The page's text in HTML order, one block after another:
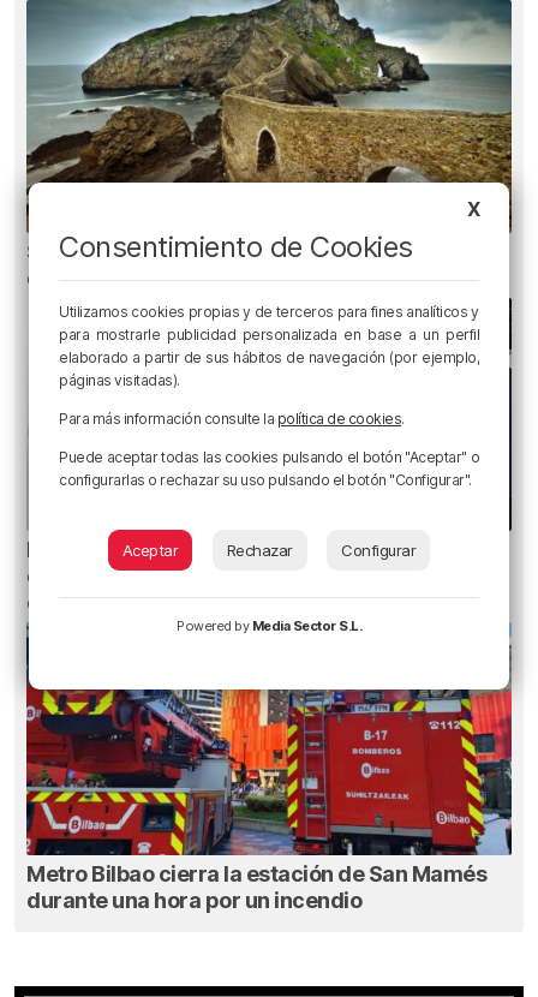
San Juan de Gaztelugatxe cerrará el día del
eclipse
El Athletic incorpora a Andrew Hughes, el
especialista a balón parado de la selección
escocesa
Metro Bilbao cierra la estación de San Mamés
durante una hora por un incendio
X
Consentimiento de Cookies
Utilizamos cookies propias y de terceros para fines analíticos y
para mostrarle publicidad personalizada en base a un perfil
elaborado a partir de sus hábitos de navegación (por ejemplo,
páginas visitadas).
Para más información consulte la política de cookies.
Puede aceptar todas las cookies pulsando el botón "Aceptar" o
configurarlas o rechazar su uso pulsando el botón "Configurar".
Aceptar Rechazar Configurar
Powered by Media Sector S.L.